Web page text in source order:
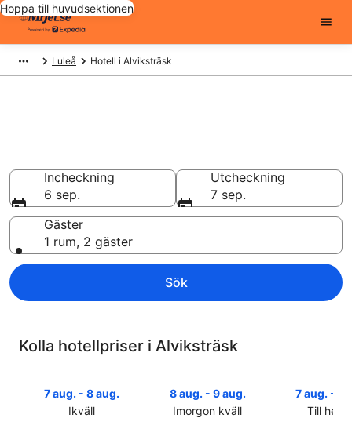
Hoppa till huvudsektionen
Luleå Hotell i Alviksträsk
Incheckning
6 sep.
Utcheckning
7 sep.
Gäster
1 rum, 2 gäster
Sök
Kolla hotellpriser i Alviksträsk
7 aug. - 8 aug.
Ikväll
8 aug. - 9 aug.
Imorgon kväll
7 aug. - 9
Till